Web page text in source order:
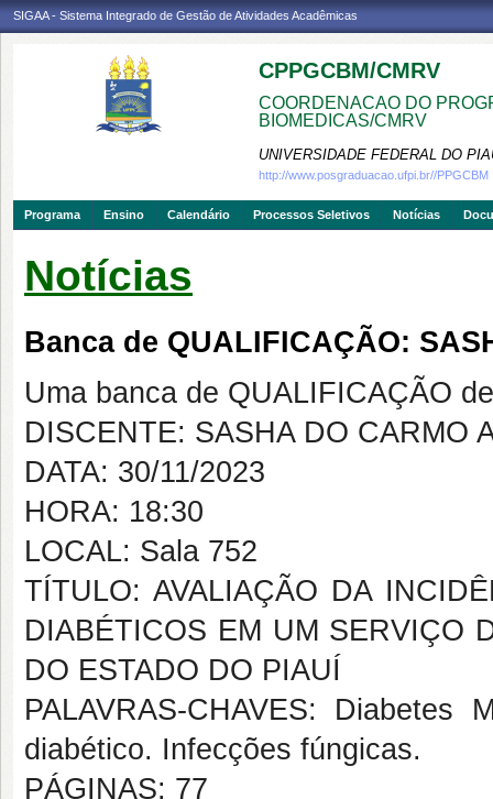
SIGAA - Sistema Integrado de Gestão de Atividades Acadêmicas
CPPGCBM/CMRV
COORDENACAO DO
BIOMEDICAS/CMRV
UNIVERSIDADE FEDERAL DO
http://www.posgraduacao.ufpi.br//PPGCBM
Programa Ensino Calendário Processos Seletivos Notícias
Notícias
Banca de QUALIFICAÇÃO:
Uma banca de QUALIFICAÇÃO
DISCENTE: SASHA DO CARMO
DATA: 30/11/2023
HORA: 18:30
LOCAL: Sala 752
TÍTULO: AVALIAÇÃO DA
DIABÉTICOS EM UM SERVIÇO
DO ESTADO DO PIAUÍ
PALAVRAS-CHAVES: Diabetes
diabético. Infecções fúngicas.
PÁGINAS: 77